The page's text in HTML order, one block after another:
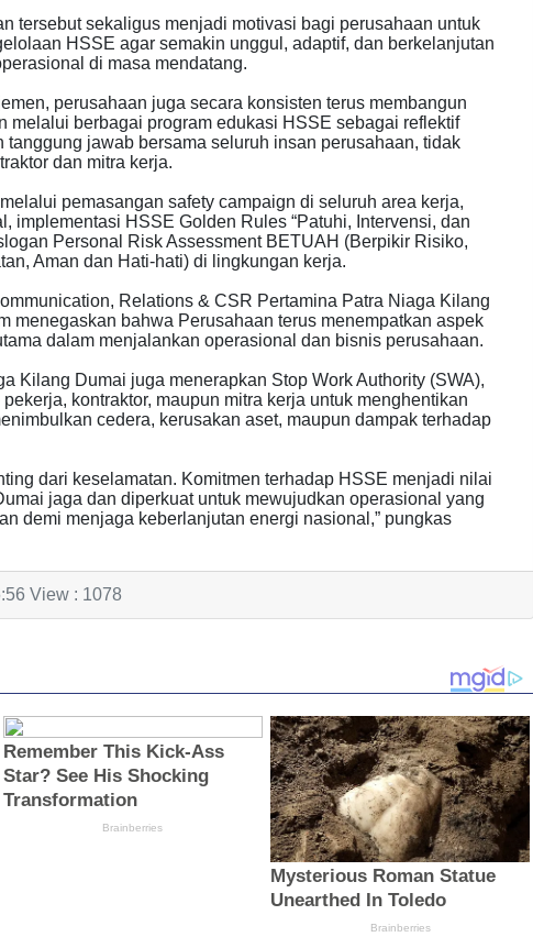
tersebut sekaligus menjadi motivasi bagi perusahaan untuk
HSSE agar semakin unggul, adaptif, dan berkelanjutan
di masa mendatang.
perusahaan juga secara konsisten terus membangun
melalui berbagai program edukasi HSSE sebagai reflektif
tanggung jawab bersama seluruh insan perusahaan, tidak
dan mitra kerja.
pemasangan safety campaign di seluruh area kerja,
implementasi HSSE Golden Rules “Patuhi, Intervensi, dan
Personal Risk Assessment BETUAH (Berpikir Risiko,
Aman dan Hati-hati) di lingkungan kerja.
Relations & CSR Pertamina Patra Niaga Kilang
menegaskan bahwa Perusahaan terus menempatkan aspek
dalam menjalankan operasional dan bisnis perusahaan.
Kilang Dumai juga menerapkan Stop Work Authority (SWA),
kontraktor, maupun mitra kerja untuk menghentikan
cedera, kerusakan aset, maupun dampak terhadap
dari keselamatan. Komitmen terhadap HSSE menjadi nilai
jaga dan diperkuat untuk mewujudkan operasional yang
demi menjaga keberlanjutan energi nasional,” pungkas
View : 1078